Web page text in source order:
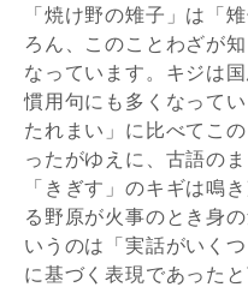
「焼け野の雉子」は「
ろん、このことわざが
なっています。キジは
慣用句にも多くなって
たれまい」に比べてこ
ったがゆえに、古語の
「きぎす」のキギは鳴
る野原が火事のとき身
いうのは「実話がいく
に基づく表現であった